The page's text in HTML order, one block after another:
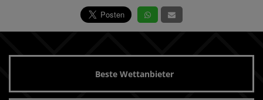
Beste Wettanbieter